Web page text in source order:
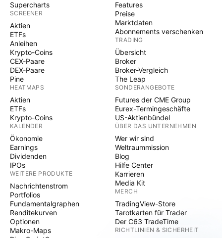
Supercharts
SCREENER
Aktien
ETFs
Anleihen
Krypto-Coins
CEX-Paare
DEX-Paare
Pine
HEATMAPS
Aktien
ETFs
Krypto-Coins
KALENDER
Ökonomie
Earnings
Dividenden
IPOs
WEITERE PRODUKTE
Nachrichtenstrom
Portfolios
Fundamentalgraphen
Renditekurven
Optionen
Makro-Maps
Features
Preise
Marktdaten
Abonnements verschenken
TRADING
Übersicht
Broker
Broker-Vergleich
The Leap
SONDERANGEBOTE
Futures der CME Group
Eurex-Termingeschäfte
US-Aktienbündel
ÜBER DAS UNTERNEHMEN
Wer wir sind
Weltraummission
Blog
Hilfe Center
Karrieren
Media Kit
MERCH
TradingView-Store
Tarotkarten für Trader
Der C63 TradeTime
RICHTLINIEN & SICHERHEIT